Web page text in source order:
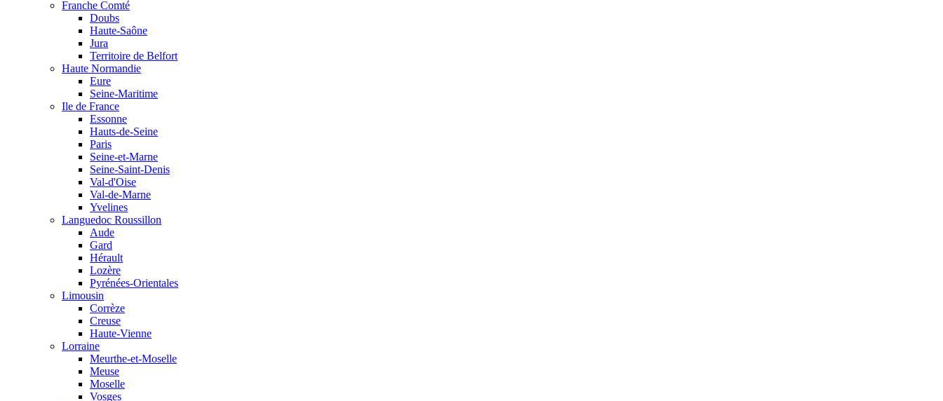
Franche Comté
Doubs
Haute-Saône
Jura
Territoire de Belfort
Haute Normandie
Eure
Seine-Maritime
Ile de France
Essonne
Hauts-de-Seine
Paris
Seine-et-Marne
Seine-Saint-Denis
Val-d'Oise
Val-de-Marne
Yvelines
Languedoc Roussillon
Aude
Gard
Hérault
Lozère
Pyrénées-Orientales
Limousin
Corrèze
Creuse
Haute-Vienne
Lorraine
Meurthe-et-Moselle
Meuse
Moselle
Vosges